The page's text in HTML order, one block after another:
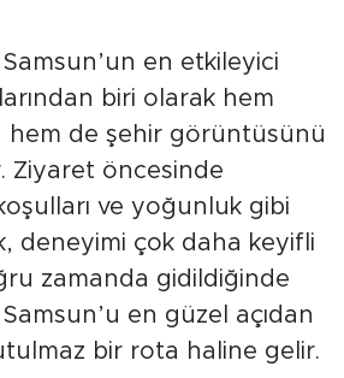
en etkileyici
biri olarak hem
hem de şehir görüntüsünü
Ziyaret öncesinde
ve yoğunluk gibi
deneyimi çok daha keyifli
zamanda gidildiğinde
en güzel açıdan
bir rota haline gelir.